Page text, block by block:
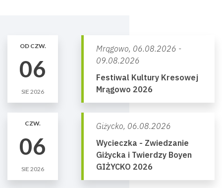
OD CZW.
06
SIE 2026
Mrągowo, 06.08.2026 -
09.08.2026
Festiwal Kultury Kresowej
Mrągowo 2026
CZW.
06
SIE 2026
Giżycko, 06.08.2026
Wycieczka - Zwiedzanie
Giżycka i Twierdzy Boyen
GIŻYCKO 2026